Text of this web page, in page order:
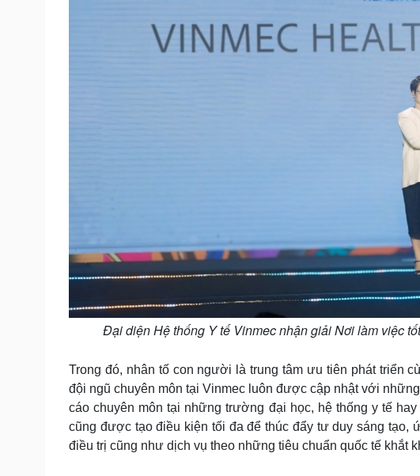
Đại diện Hệ thống Y tế Vinmec nhận giải Nơi làm việc
Trong đó, nhân tố con người là trung tâm ưu tiên phát triển
đội ngũ chuyên môn tại Vinmec luôn được cập nhật với
cáo chuyên môn tại những trường đại học, hệ thống y tế
cũng được tạo điều kiện tối đa để thúc đẩy tư duy sáng tạo,
điều trị cũng như dịch vụ theo những tiêu chuẩn quốc tế khắt